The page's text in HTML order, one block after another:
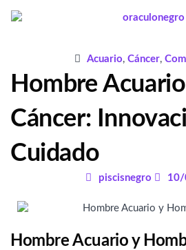
Acuario,Cáncer,
Hombre
Cáncer:
Cuidado
piscisnegro
Hombre Acuario y